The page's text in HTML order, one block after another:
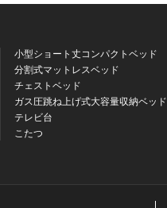
小型ショート丈コンパクトベッド
分割式マットレスベッド
チェストベッド
ガス圧跳ね上げ式大容量収納ベッド
テレビ台
こたつ